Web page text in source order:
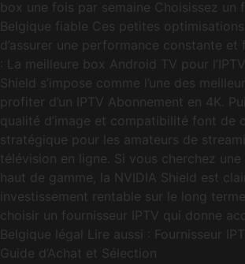
box une fois par semaine Choisissez un
Belgique fiable Ces petites
d’assurer une performance constante et
: La meilleure box Android TV pour
Shield s’impose comme l’une des
profiter d’un IPTV Abonnement en 4K.
qualité d’image et compatibilité font de
stratégique pour les amateurs de
télévision en ligne. Si vous cherchez une
haut de gamme, la NVIDIA Shield est
investissement rentable sur le long
choisir un fournisseur IPTV qui donne
Belgique légal Lire aussi : Fournisseur
Guide d’Achat et Sélection